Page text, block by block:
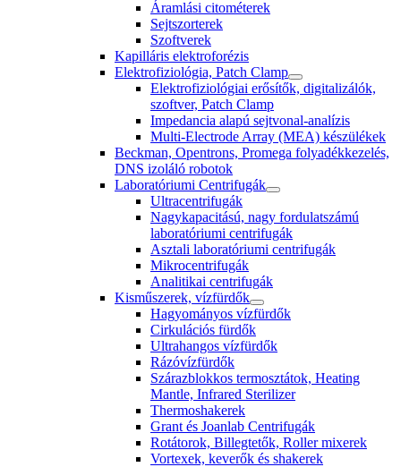
Áramlási citométerek
Sejtszorterek
Szoftverek
Kapilláris elektroforézis
Elektrofiziológia, Patch Clamp
Elektrofiziológiai erősítők, digitalizálók,
szoftver, Patch Clamp
Impedancia alapú sejtvonal-analízis
Multi-Electrode Array (MEA) készülékek
Beckman, Opentrons, Promega folyadékkezelés,
DNS izoláló robotok
Laboratóriumi Centrifugák
Ultracentrifugák
Nagykapacitású, nagy fordulatszámú
laboratóriumi centrifugák
Asztali laboratóriumi centrifugák
Mikrocentrifugák
Analitikai centrifugák
Kisműszerek, vízfürdők
Hagyományos vízfürdők
Cirkulációs fürdők
Ultrahangos vízfürdők
Rázóvízfürdők
Szárazblokkos termosztátok, Heating
Mantle, Infrared Sterilizer
Thermoshakerek
Grant és Joanlab Centrifugák
Rotátorok, Billegtetők, Roller mixerek
Vortexek, keverők és shakerek